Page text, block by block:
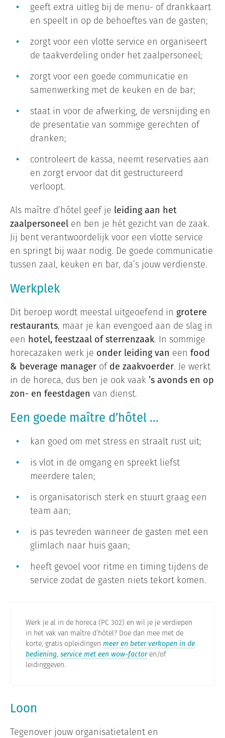
geeft extra uitleg bij de menu- of drankkaart
en speelt in op de behoeftes van de gasten;
zorgt voor een vlotte service en organiseert
de taakverdeling onder het zaalpersoneel;
zorgt voor een goede communicatie en
samenwerking met de keuken en de bar;
staat in voor de afwerking, de versnijding en
de presentatie van sommige gerechten of
dranken;
controleert de kassa, neemt reservaties aan
en zorgt ervoor dat dit gestructureerd
verloopt.
Als maître d’hôtel geef je leiding aan het
zaalpersoneel en ben je hét gezicht van de zaak.
Jij bent verantwoordelijk voor een vlotte service
en springt bij waar nodig. De goede communicatie
tussen zaal, keuken en bar, da’s jouw verdienste.
Werkplek
Dit beroep wordt meestal uitgeoefend in grotere
restaurants, maar je kan evengoed aan de slag in
een hotel, feestzaal of sterrenzaak. In sommige
horecazaken werk je onder leiding van een food
& beverage manager of de zaakvoerder. Je werkt
in de horeca, dus ben je ook vaak ’s avonds en op
zon- en feestdagen van dienst.
Een goede maître d’hôtel …
kan goed om met stress en straalt rust uit;
is vlot in de omgang en spreekt liefst
meerdere talen;
is organisatorisch sterk en stuurt graag een
team aan;
is pas tevreden wanneer de gasten met een
glimlach naar huis gaan;
heeft gevoel voor ritme en timing tijdens de
service zodat de gasten niets tekort komen.
Werk je al in de horeca (PC 302) en wil je je verdiepen
in het vak van maître d’hôtel? Doe dan mee met de
korte, gratis opleidingen meer en beter verkopen in de
bediening, service met een wow-factoren/of
leidinggeven.
Loon
Tegenover jouw organisatietalent en